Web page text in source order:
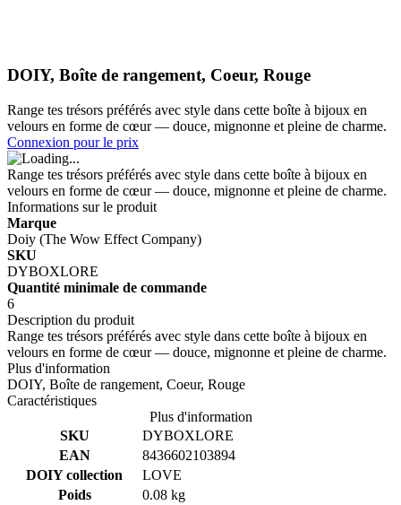
DOIY, Boîte de rangement, Coeur, Rouge
Range tes trésors préférés avec style dans cette boîte à bijoux en
velours en forme de cœur — douce, mignonne et pleine de charme.
Connexion pour le prix
Range tes trésors préférés avec style dans cette boîte à bijoux en
velours en forme de cœur — douce, mignonne et pleine de charme.
Informations sur le produit
Marque
Doiy (The Wow Effect Company)
SKU
DYBOXLORE
Quantité minimale de commande
6
Description du produit
Range tes trésors préférés avec style dans cette boîte à bijoux en
velours en forme de cœur — douce, mignonne et pleine de charme.
Plus d'information
DOIY, Boîte de rangement, Coeur, Rouge
Caractéristiques
Plus d'information
SKU
DYBOXLORE
EAN
8436602103894
DOIY collection
LOVE
Poids
0.08 kg